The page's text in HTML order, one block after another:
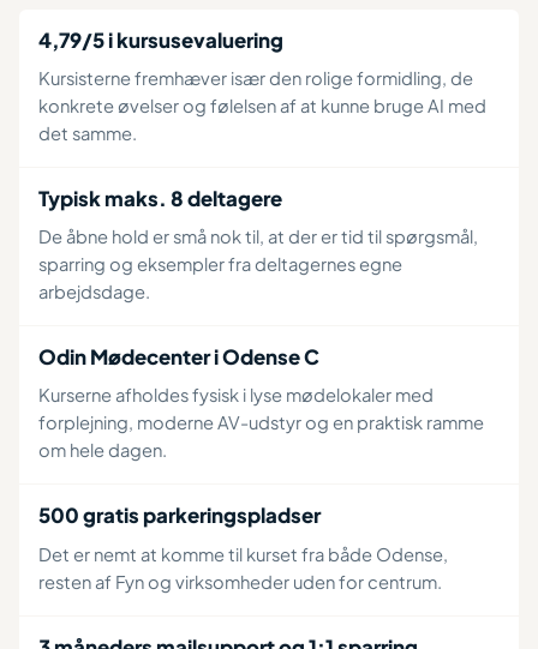
4,79/5 i kursusevaluering
Kursisterne fremhæver især den rolige formidling, de
konkrete øvelser og følelsen af at kunne bruge AI med
det samme.
Typisk maks. 8 deltagere
De åbne hold er små nok til, at der er tid til spørgsmål,
sparring og eksempler fra deltagernes egne
arbejdsdage.
Odin Mødecenter i Odense C
Kurserne afholdes fysisk i lyse mødelokaler med
forplejning, moderne AV-udstyr og en praktisk ramme
om hele dagen.
500 gratis parkeringspladser
Det er nemt at komme til kurset fra både Odense,
resten af Fyn og virksomheder uden for centrum.